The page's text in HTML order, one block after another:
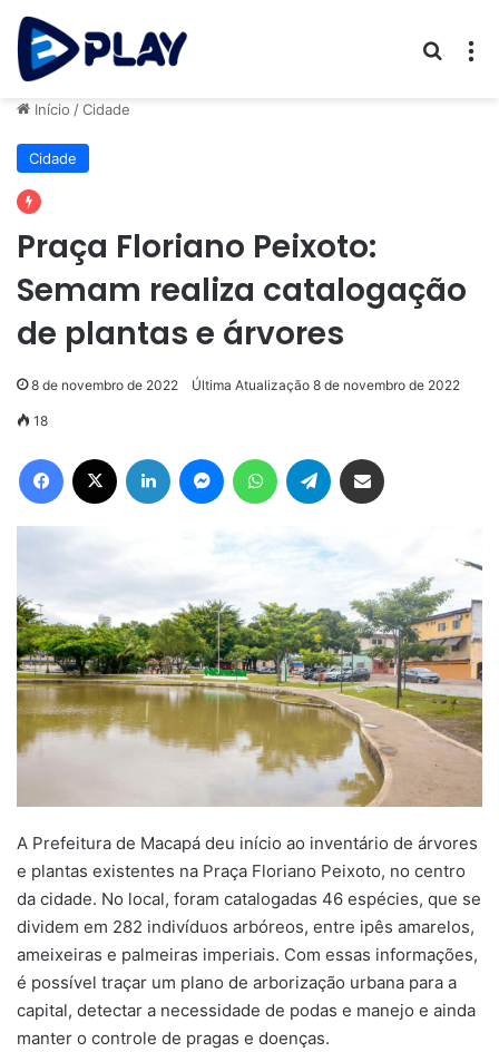
Início /Cidade
Cidade
Praça Floriano Peixoto:
Semam realiza catalogação
de plantas e árvores
8 de novembro de 2022 Última Atualização 8 de novembro de 2022
18
Facebook Linkedin MessengerWhatsAppTelegram
A Prefeitura de Macapá deu início ao inventário de árvores
e plantas existentes na Praça Floriano Peixoto, no centro
da cidade. No local, foram catalogadas 46 espécies, que se
dividem em 282 indivíduos arbóreos, entre ipês amarelos,
ameixeiras e palmeiras imperiais. Com essas informações,
é possível traçar um plano de arborização urbana para a
capital, detectar a necessidade de podas e manejo e ainda
manter o controle de pragas e doenças.